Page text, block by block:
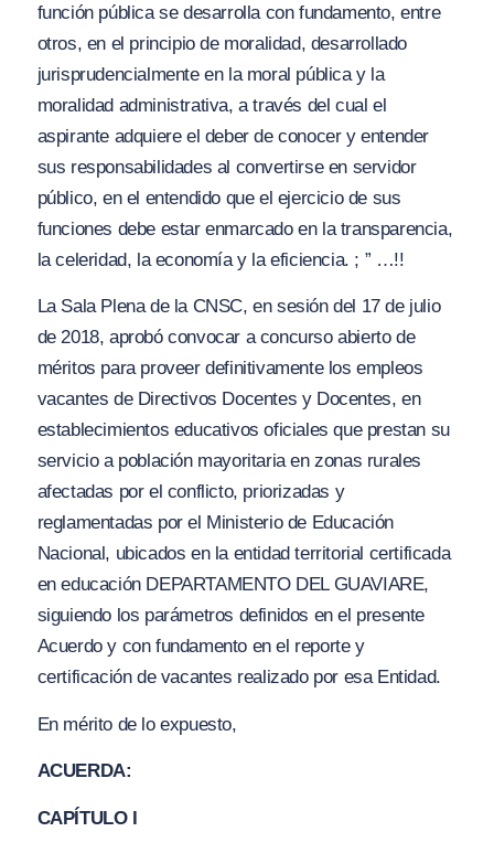
función pública se desarrolla con fundamento, entre
otros, en el principio de moralidad, desarrollado
jurisprudencialmente en la moral pública y la
moralidad administrativa, a través del cual el
aspirante adquiere el deber de conocer y entender
sus responsabilidades al convertirse en servidor
público, en el entendido que el ejercicio de sus
funciones debe estar enmarcado en la transparencia,
la celeridad, la economía y la eficiencia. ; ” …!!
La Sala Plena de la CNSC, en sesión del 17 de julio
de 2018, aprobó convocar a concurso abierto de
méritos para proveer definitivamente los empleos
vacantes de Directivos Docentes y Docentes, en
establecimientos educativos oficiales que prestan su
servicio a población mayoritaria en zonas rurales
afectadas por el conflicto, priorizadas y
reglamentadas por el Ministerio de Educación
Nacional, ubicados en la entidad territorial certificada
en educación DEPARTAMENTO DEL GUAVIARE,
siguiendo los parámetros definidos en el presente
Acuerdo y con fundamento en el reporte y
certificación de vacantes realizado por esa Entidad.
En mérito de lo expuesto,
ACUERDA:
CAPÍTULO I